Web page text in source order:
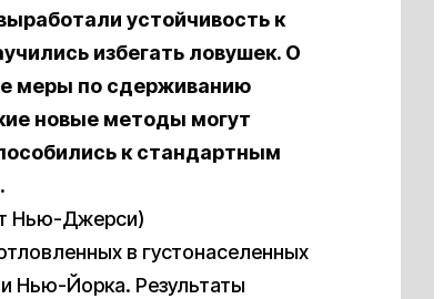
устойчивость к
избегать ловушек. О
меры по сдерживанию
новые методы могут
к стандартным
Нью-Джерси)
в густонаселенных
Нью-Йорка. Результаты